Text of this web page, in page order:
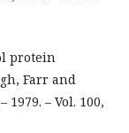
protein
Farr and
1979. – Vol. 100,